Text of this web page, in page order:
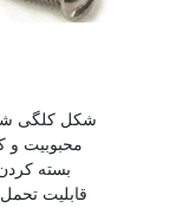
محبوبیت و
بسته
قابلیت تحمل